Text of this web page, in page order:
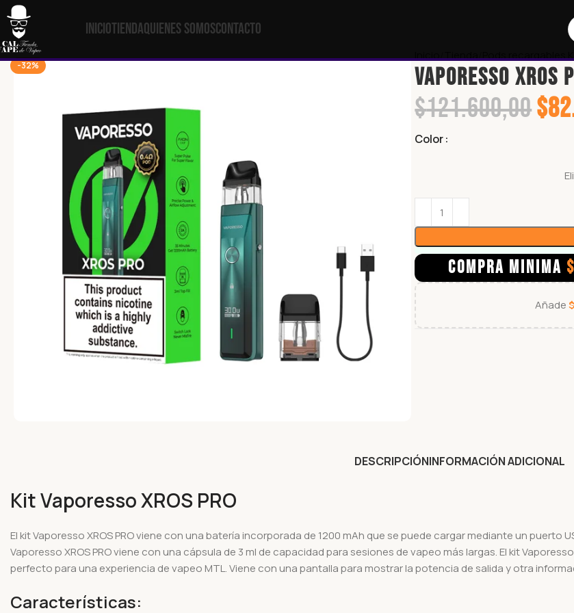
InicioTiendaQuienes SomosContacto
-32%
Inicio Tienda Pods recargables
VAPORESSO
$121.600,00$
Color
COMPRA MINIMA $
Añade$
DESCRIPCIÓNINFORMACIÓN ADICIONAL
Kit Vaporesso XROS PRO
El kit Vaporesso XROS PRO viene con una batería incorporada de 1200 mAh que se puede cargar mediante un puerto
Vaporesso XROS PRO viene con una cápsula de 3 ml de capacidad para sesiones de vapeo más largas. El kit
perfecto para una experiencia de vapeo MTL. Viene con una pantalla para mostrar la potencia de salida y otra
Características: